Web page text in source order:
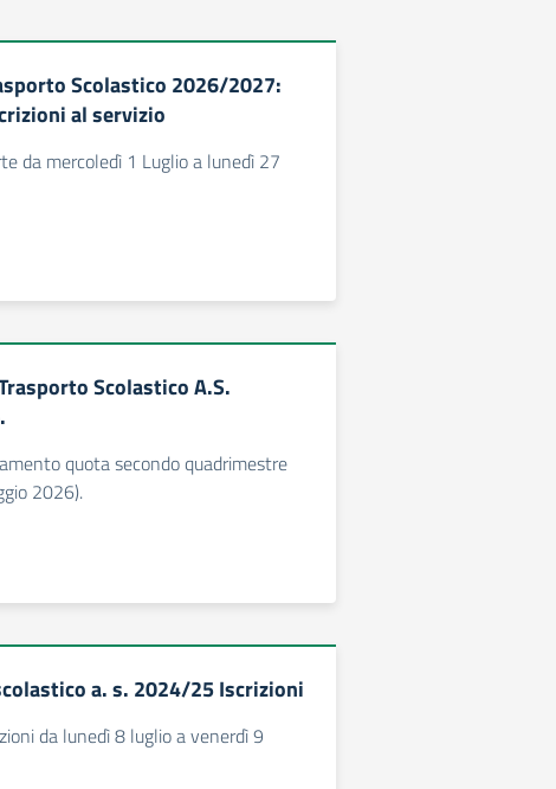
Scolastico 2026/2027:
al servizio
da mercoledì 1 Luglio a lunedì 27
Scolastico A.S.
quota secondo quadrimestre
2026).
a. s. 2024/25 Iscrizioni
da lunedì 8 luglio a venerdì 9